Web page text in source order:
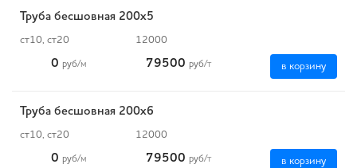
Труба бесшовная 200х5
ст10, ст20 12000
0 руб/м 79500 руб/т в корзину
Труба бесшовная 200х6
ст10, ст20 12000
0 руб/м 79500 руб/т в корзину